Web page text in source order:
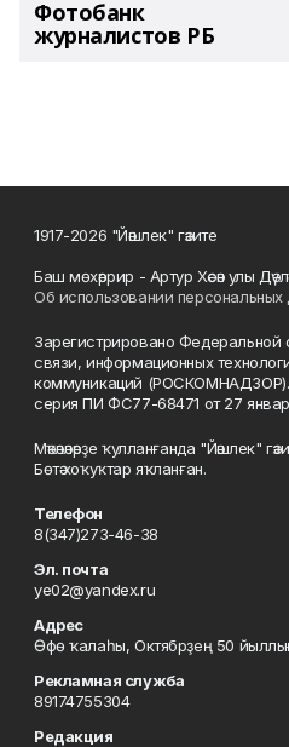
Фотобанк
журналистов РБ
1917-2026 "Йәшлек" гәзите
Баш мөхәррир - Артур Хәсән улы
Об использовании персональных
Зарегистрировано
связи, информационных
коммуникаций (РОСКОМНАДЗОР).
серия ПИ ФС77-68471 от 27
Мәҡәләләрҙе ҡулланғанда "Йәшлек"
Бөтә хоҡуҡтар яҡланған.
Телефон
8(347)273-46-38
Эл. почта
ye02@yandex.ru
Адрес
Өфө ҡалаһы, Октябрҙең 50
Рекламная служба
89174755304
Редакция